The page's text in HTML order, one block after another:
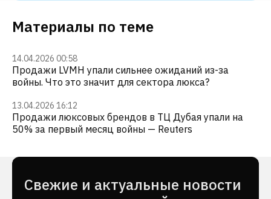
Материалы по теме
14.04.2026 00:58
Продажи LVMH упали сильнее ожиданий из-за
войны. Что это значит для сектора люкса?
13.04.2026 16:12
Продажи люксовых брендов в ТЦ Дубая упали на
50% за первый месяц войны — Reuters
Cвежие и актуальные новости